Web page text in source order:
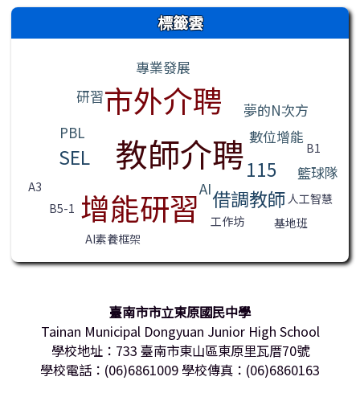
右邊區域內容 標籤雲
專業發展
研習市外介聘
夢的N次方
PBL
數位增能
SEL 教師介聘115
B1
A3
籃球隊
增能研習AI
B5-1 借調教師 人工智慧
工作坊
AI素養框架
基地班
臺南市市立東原國民中學
Tainan Municipal Dongyuan Junior High School
學校地址：733 臺南市東山區東原里瓦厝70號
學校電話：(06)6861009 學校傳真：(06)6860163